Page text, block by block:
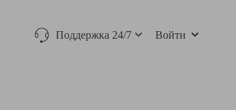
Поддержка 24/7 Войти